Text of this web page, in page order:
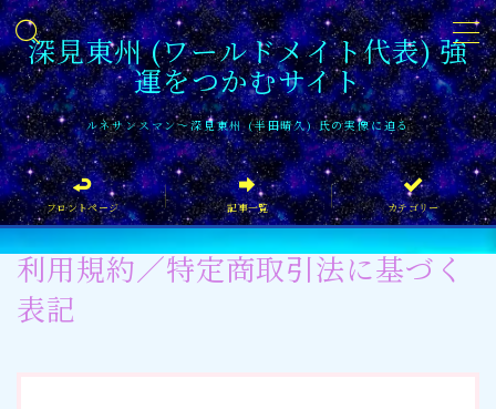
深見東州 (ワールドメイト代表) 強
運をつかむサイト
ルネサンスマン〜深見東州 (半田晴久) 氏の実像に迫る
MENU
フロントページ
記事一覧
イベント情報
フロントページ 記事一覧 カテゴリー
利用規約／特定商取引法に基づく
表記